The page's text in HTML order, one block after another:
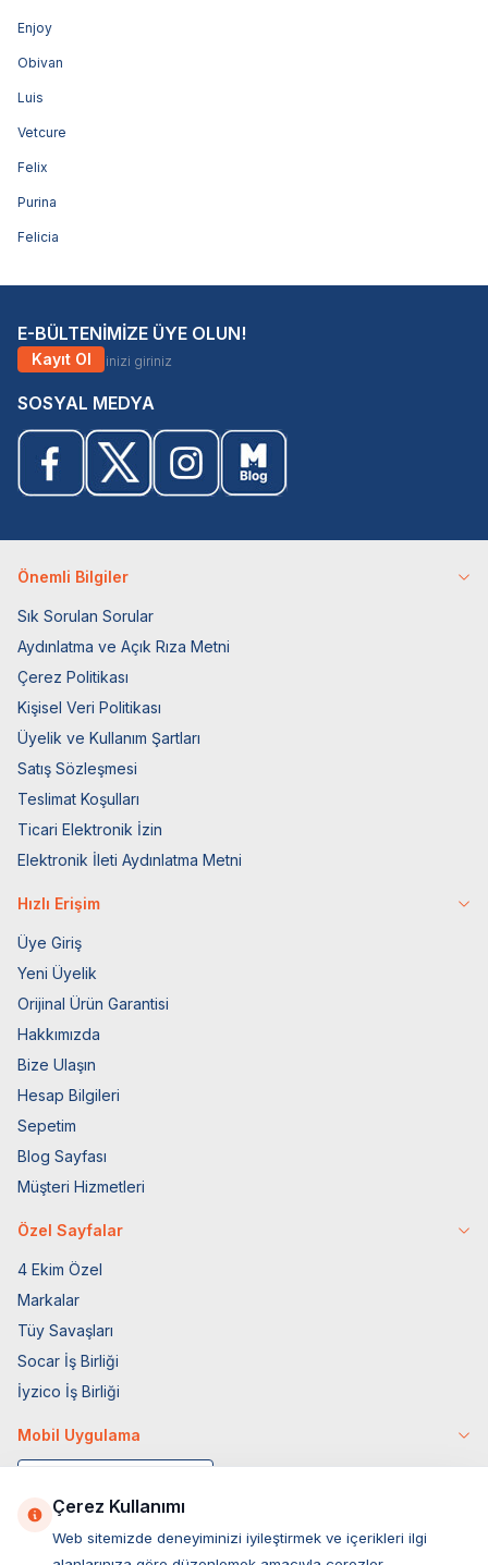
Enjoy
Obivan
Luis
Vetcure
Felix
Purina
Felicia
E-BÜLTENİMİZE ÜYE OLUN!
Kayıt Ol
SOSYAL MEDYA
Önemli Bilgiler
Sık Sorulan Sorular
Aydınlatma ve Açık Rıza Metni
Çerez Politikası
Kişisel Veri Politikası
Üyelik ve Kullanım Şartları
Satış Sözleşmesi
Teslimat Koşulları
Ticari Elektronik İzin
Elektronik İleti Aydınlatma Metni
Hızlı Erişim
Üye Giriş
Yeni Üyelik
Orijinal Ürün Garantisi
Hakkımızda
Bize Ulaşın
Hesap Bilgileri
Sepetim
Blog Sayfası
Müşteri Hizmetleri
Özel Sayfalar
4 Ekim Özel
Markalar
Tüy Savaşları
Socar İş Birliği
İyzico İş Birliği
Mobil Uygulama
Çerez Kullanımı
Web sitemizde deneyiminizi iyileştirmek ve içerikleri ilgi